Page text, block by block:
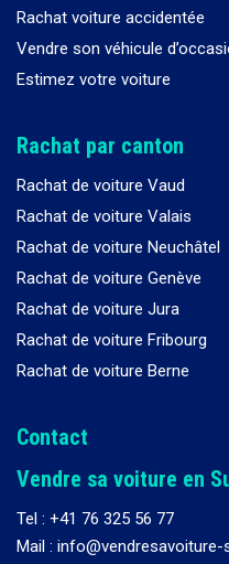
Rachat voiture accidentée
Vendre son véhicule
Estimez votre voiture
Rachat par canton
Rachat de voiture Vaud
Rachat de voiture Valais
Rachat de voiture Neuchâtel
Rachat de voiture Genève
Rachat de voiture Jura
Rachat de voiture Fribourg
Rachat de voiture Berne
Contact
Vendre sa voiture en
Tel : +41 76 325 56 77
Mail : info@vendresavoiture-